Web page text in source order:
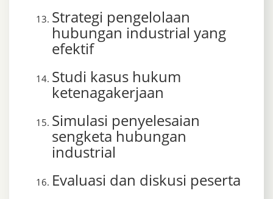
Strategi pengelolaan
hubungan industrial yang
efektif
Studi kasus hukum
ketenagakerjaan
Simulasi penyelesaian
sengketa hubungan
industrial
Evaluasi dan diskusi peserta